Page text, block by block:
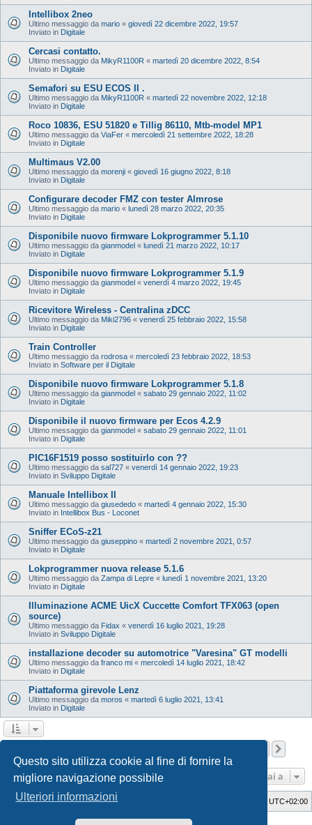
Questo sito utilizza cookie al fine di fornire la
migliore navigazione possibile
Ulteriori informazioni
Intellibox 2neo
Ultimo messaggio da mario « giovedì 22 dicembre 2022, 19:57
Inviato in Digitale
Cercasi contatto.
Ultimo messaggio da MikyR1100R « martedì 20 dicembre 2022, 8:54
Inviato in Digitale
Semafori su ESU ECOS II .
Ultimo messaggio da MikyR1100R « martedì 22 novembre 2022, 12:18
Inviato in Digitale
Roco 10836, ESU 51820 e Tillig 86110, Mtb-model MP1
Ultimo messaggio da ViaFer « mercoledì 21 settembre 2022, 18:28
Inviato in Digitale
Multimaus V2.00
Ultimo messaggio da morenji « giovedì 16 giugno 2022, 8:18
Inviato in Digitale
Configurare decoder FMZ con tester Almrose
Ultimo messaggio da mario « lunedì 28 marzo 2022, 20:35
Inviato in Digitale
Disponibile nuovo firmware Lokprogrammer 5.1.10
Ultimo messaggio da gianmodel « lunedì 21 marzo 2022, 10:17
Inviato in Digitale
Disponibile nuovo firmware Lokprogrammer 5.1.9
Ultimo messaggio da gianmodel « venerdì 4 marzo 2022, 19:45
Inviato in Digitale
Ricevitore Wireless - Centralina zDCC
Ultimo messaggio da Miki2796 « venerdì 25 febbraio 2022, 15:58
Inviato in Digitale
Train Controller
Ultimo messaggio da rodrosa « mercoledì 23 febbraio 2022, 18:53
Inviato in Software per il Digitale
Disponibile nuovo firmware Lokprogrammer 5.1.8
Ultimo messaggio da gianmodel « sabato 29 gennaio 2022, 11:02
Inviato in Digitale
Disponibile il nuovo firmware per Ecos 4.2.9
Ultimo messaggio da gianmodel « sabato 29 gennaio 2022, 11:01
Inviato in Digitale
PIC16F1519 posso sostituirlo con ??
Ultimo messaggio da sal727 « venerdì 14 gennaio 2022, 19:23
Inviato in Sviluppo Digitale
Manuale Intellibox II
Ultimo messaggio da giusededo « martedì 4 gennaio 2022, 15:30
Inviato in Intellibox Bus - Loconet
Sniffer ECoS-z21
Ultimo messaggio da giuseppino « martedì 2 novembre 2021, 0:57
Inviato in Digitale
Lokprogrammer nuova release 5.1.6
Ultimo messaggio da Zampa di Lepre « lunedì 1 novembre 2021, 13:20
Inviato in Digitale
Illuminazione ACME UicX Cuccette Comfort TFX063 (open
source)
Ultimo messaggio da Fidax « venerdì 16 luglio 2021, 19:28
Inviato in Sviluppo Digitale
installazione decoder su automotrice "Varesina" GT modelli
Ultimo messaggio da franco mi « mercoledì 14 luglio 2021, 18:42
Inviato in Digitale
Piattaforma girevole Lenz
Ultimo messaggio da moros « martedì 6 luglio 2021, 13:41
Inviato in Digitale
Vai a
Indice UTC+02:00
GTA game